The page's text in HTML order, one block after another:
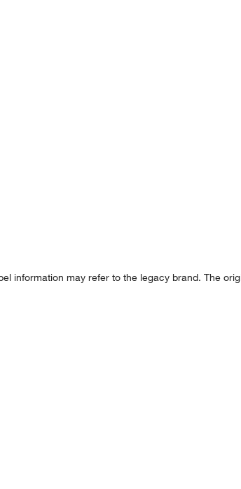
information may refer to the legacy brand. The